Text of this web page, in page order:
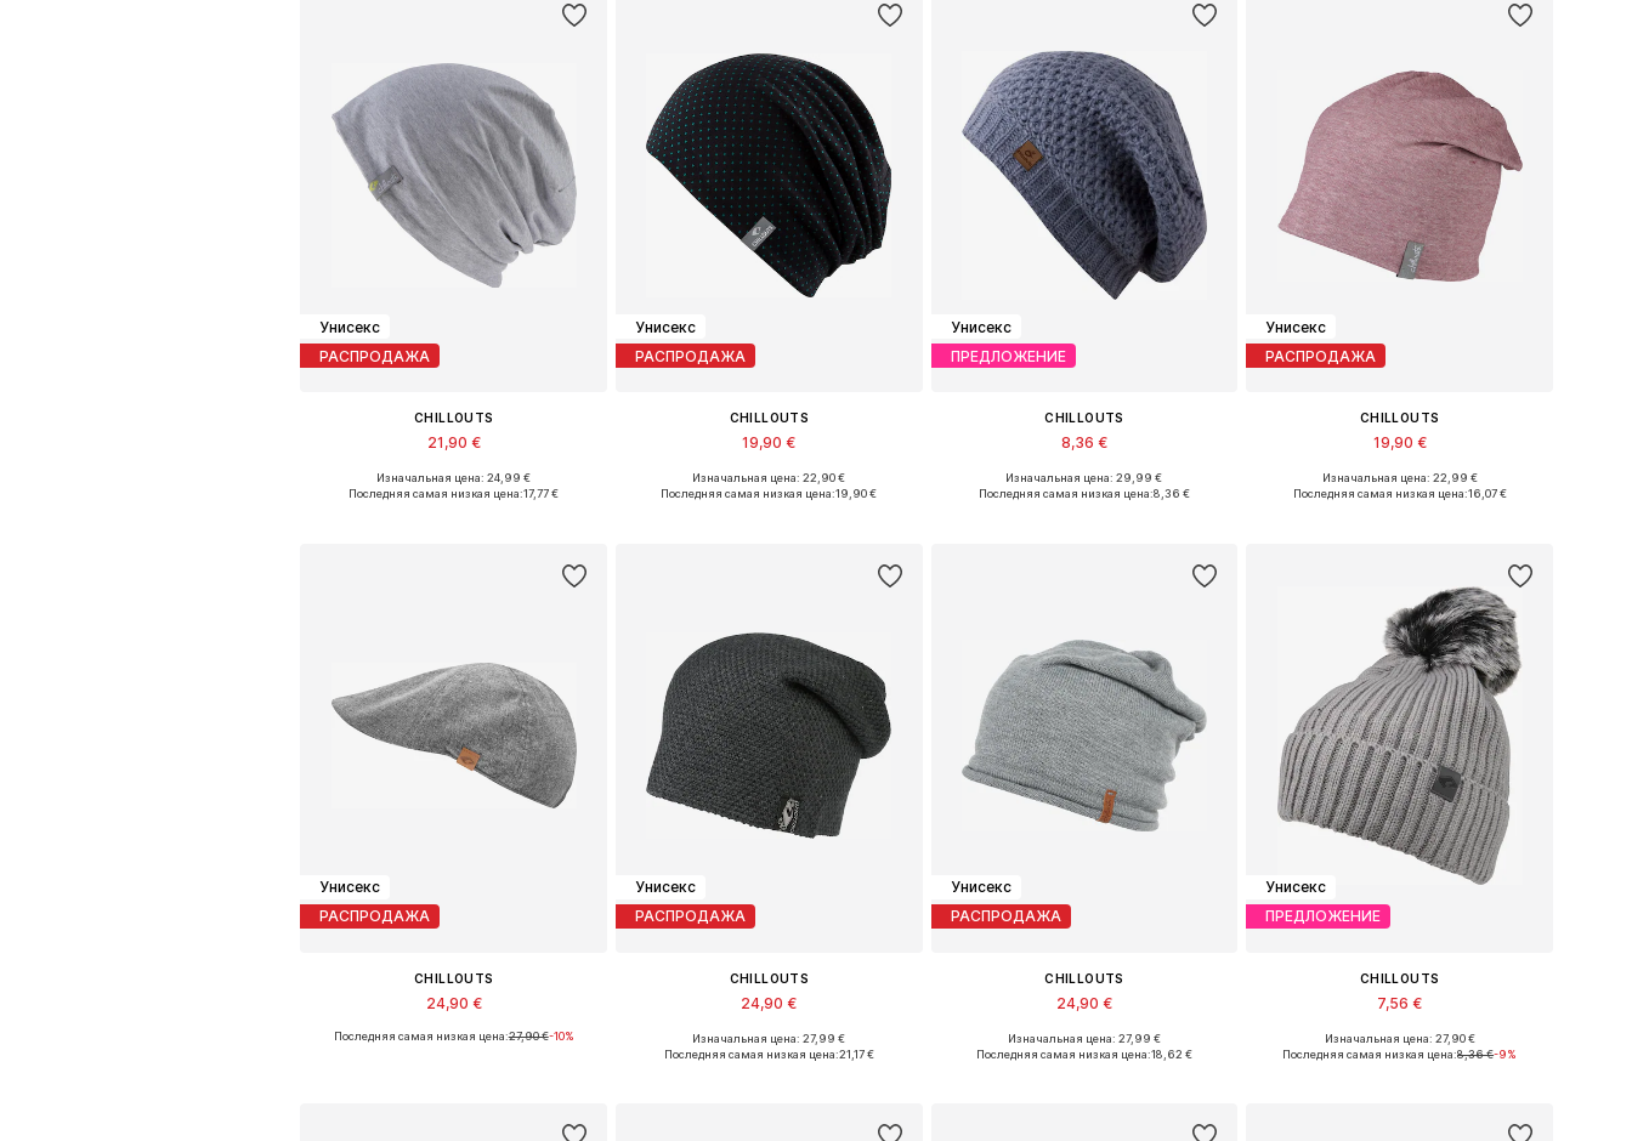
Унисекс
РАСПРОДАЖА
CHILLOUTS
21,90 €
+2
Доступные размеры: 55-60
Изначальная цена: 24,99 €
Последняя самая низкая цена:17,77 €
Унисекс
РАСПРОДАЖА
CHILLOUTS
19,90 €
Доступные размеры: 55-60
Изначальная цена: 22,90 €
Последняя самая низкая цена:19,90 €
Унисекс
ПРЕДЛОЖЕНИЕ
CHILLOUTS
8,36 €
Доступные размеры: 55-60
Изначальная цена: 29,99 €
Последняя самая низкая цена:8,36 €
Унисекс
РАСПРОДАЖА
CHILLOUTS
19,90 €
Доступные размеры: 55-60
Изначальная цена: 22,99 €
Последняя самая низкая цена:16,07 €
Унисекс
РАСПРОДАЖА
CHILLOUTS
24,90 €
Доступные размеры: 56-57, 60-61
Последняя самая низкая цена:27,90 €-10%
Унисекс
РАСПРОДАЖА
CHILLOUTS
24,90 €
Доступные размеры: One Size
Изначальная цена: 27,99 €
Последняя самая низкая цена:21,17 €
Унисекс
РАСПРОДАЖА
CHILLOUTS
24,90 €
Доступные размеры: One Size
Изначальная цена: 27,99 €
Последняя самая низкая цена:18,62 €
Унисекс
ПРЕДЛОЖЕНИЕ
CHILLOUTS
7,56 €
Доступные размеры: 55-60
Изначальная цена: 27,90 €
Последняя самая низкая цена:8,36 €-9%